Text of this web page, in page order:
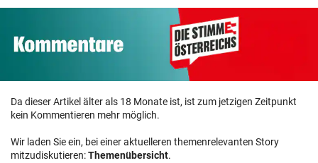
Da dieser Artikel älter als 18 Monate ist, ist zum jetzigen Zeitpunkt
kein Kommentieren mehr möglich.
Wir laden Sie ein, bei einer aktuelleren themenrelevanten Story
mitzudiskutieren:Themenübersicht.